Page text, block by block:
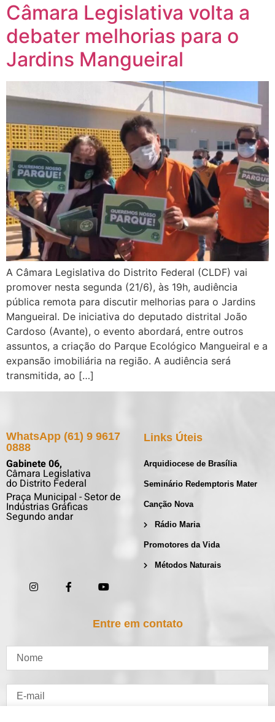
Câmara Legislativa volta a
debater melhorias para o
Jardins Mangueiral
A Câmara Legislativa do Distrito Federal (CLDF) vai
promover nesta segunda (21/6), às 19h, audiência
pública remota para discutir melhorias para o Jardins
Mangueiral. De iniciativa do deputado distrital João
Cardoso (Avante), o evento abordará, entre outros
assuntos, a criação do Parque Ecológico Mangueiral e a
expansão imobiliária na região. A audiência será
transmitida, ao […]
WhatsApp (61) 9 9617
0888
Gabinete 06,
Câmara Legislativa
do Distrito Federal
Praça Municipal - Setor de
Indústrias Gráficas
Segundo andar
Links Úteis
Arquidiocese de Brasília
Seminário Redemptoris Mater
Canção Nova
Rádio Maria
Promotores da Vida
Métodos Naturais
Entre em contato